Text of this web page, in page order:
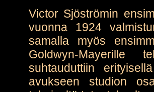
Victor Sjöströmin
vuonna 1924
samalla myös
Goldwyn-Mayerille
suhtauduttiin
avukseen studion